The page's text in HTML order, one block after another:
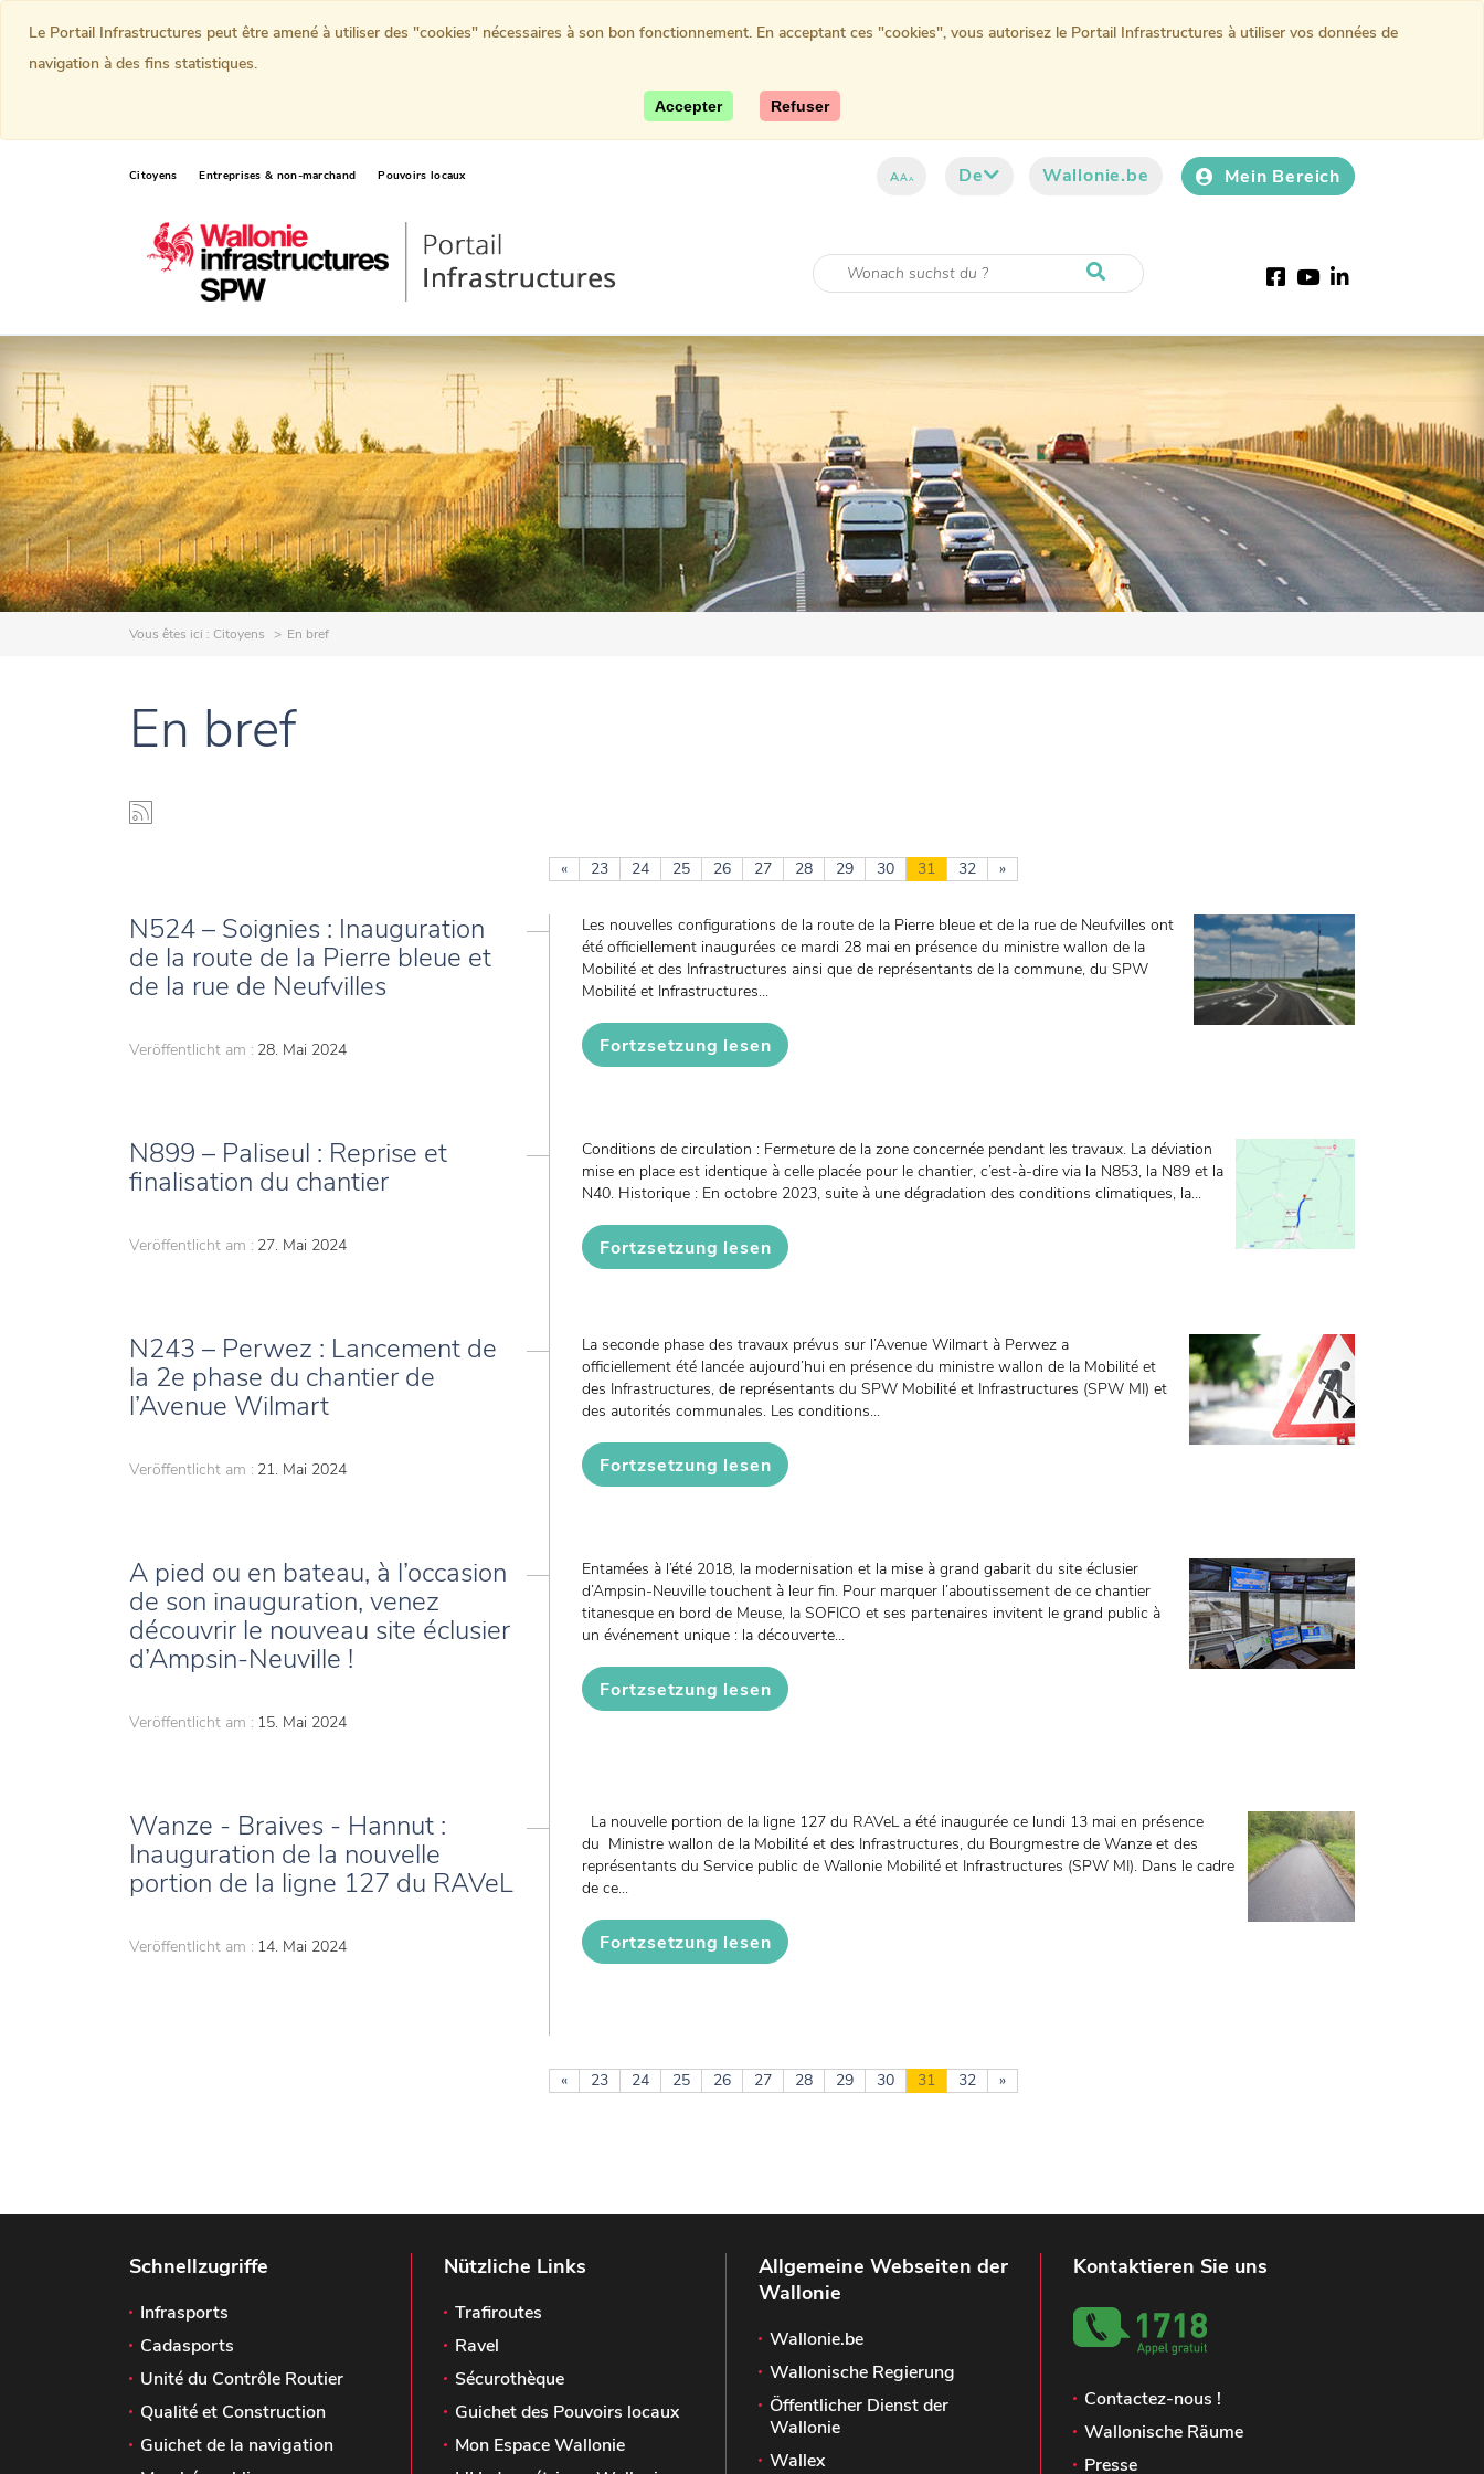
Citoyens Entreprises & non-marchand Pouvoirs locaux AAA De Wallonie.be Mein Bereich
Facebook
YoutubeLinkedIn
Vous êtes ici : Citoyens En bref
En bref
« 23 24 25 26 27 28 29 30 31 32 »
N524 – Soignies : Inauguration
de la route de la Pierre bleue et
de la rue de Neufvilles
Veröffentlicht am : 28. Mai 2024
Les nouvelles configurations de la route de la Pierre bleue et de la rue de Neufvilles ont
été officiellement inaugurées ce mardi 28 mai en présence du ministre wallon de la
Mobilité et des Infrastructures ainsi que de représentants de la commune, du SPW
Mobilité et Infrastructures...
Fortzsetzung lesen
N899 – Paliseul : Reprise et
finalisation du chantier
Veröffentlicht am : 27. Mai 2024
Conditions de circulation : Fermeture de la zone concernée pendant les travaux. La déviation
mise en place est identique à celle placée pour le chantier, c’est-à-dire via la N853, la N89 et la
N40. Historique : En octobre 2023, suite à une dégradation des conditions climatiques, la...
Fortzsetzung lesen
N243 – Perwez : Lancement de
la 2e phase du chantier de
l’Avenue Wilmart
Veröffentlicht am : 21. Mai 2024
La seconde phase des travaux prévus sur l’Avenue Wilmart à Perwez a
officiellement été lancée aujourd’hui en présence du ministre wallon de la Mobilité et
des Infrastructures, de représentants du SPW Mobilité et Infrastructures (SPW MI) et
des autorités communales. Les conditions...
Fortzsetzung lesen
A pied ou en bateau, à l’occasion
de son inauguration, venez
découvrir le nouveau site éclusier
d’Ampsin-Neuville !
Veröffentlicht am : 15. Mai 2024
Entamées à l’été 2018, la modernisation et la mise à grand gabarit du site éclusier
d’Ampsin-Neuville touchent à leur fin. Pour marquer l’aboutissement de ce chantier
titanesque en bord de Meuse, la SOFICO et ses partenaires invitent le grand public à
un événement unique : la découverte...
Fortzsetzung lesen
Wanze - Braives - Hannut :
Inauguration de la nouvelle
portion de la ligne 127 du RAVeL
Veröffentlicht am : 14. Mai 2024
La nouvelle portion de la ligne 127 du RAVeL a été inaugurée ce lundi 13 mai en présence
du Ministre wallon de la Mobilité et des Infrastructures, du Bourgmestre de Wanze et des
représentants du Service public de Wallonie Mobilité et Infrastructures (SPW MI). Dans le cadre
de ce...
Fortzsetzung lesen
« 23 24 25 26 27 28 29 30 31 32 »
Schnellzugriffe
Infrasports
Cadasports
Unité du Contrôle Routier
Qualité et Construction
Guichet de la navigation
Nützliche Links
Trafiroutes
Ravel
Sécurothèque
Guichet des Pouvoirs locaux
Mon Espace Wallonie
Allgemeine Webseiten der
Wallonie
Wallonie.be
Wallonische Regierung
Öffentlicher Dienst der
Wallonie
Wallex
Kontaktieren Sie uns
Contactez-nous !
Wallonische Räume
Presse
Le Portail Infrastructures peut être amené à utiliser des "cookies" nécessaires à son bon fonctionnement. En acceptant ces "cookies", vous autorisez le Portail Infrastructures à utiliser vos données de
navigation à des fins statistiques.
Accepter Refuser